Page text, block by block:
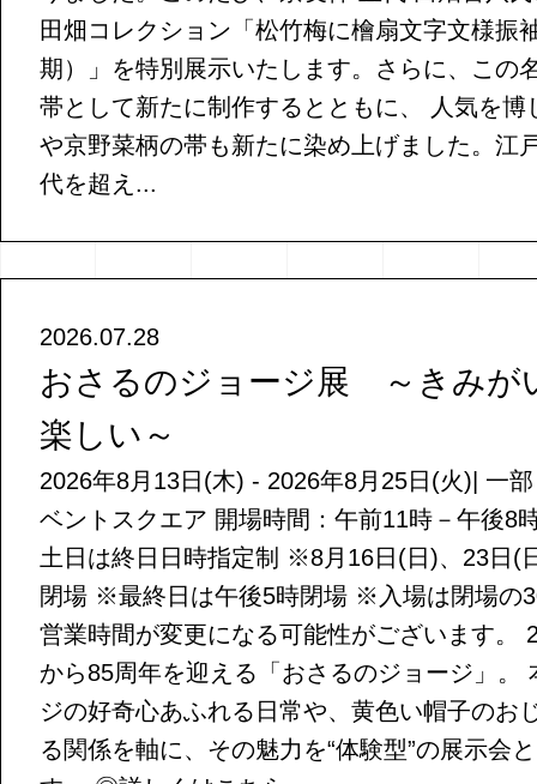
田畑コレクション「松竹梅に檜扇文字文様振
期）」を特別展示いたします。さらに、この
帯として新たに制作するとともに、 人気を博
や京野菜柄の帯も新たに染め上げました。江
代を超え...
2026.07.28
おさるのジョージ展 ～きみが
楽しい～
2026年8月13日(木) - 2026年8月25日(火)| 一
ベントスクエア 開場時間：午前11時－午後8
土日は終日日時指定制 ※8月16日(日)、23日(
閉場 ※最終日は午後5時閉場 ※入場は閉場の
営業時間が変更になる可能性がございます。
から85周年を迎える「おさるのジョージ」。
ジの好奇心あふれる日常や、黄色い帽子のお
る関係を軸に、その魅力を“体験型”の展示会